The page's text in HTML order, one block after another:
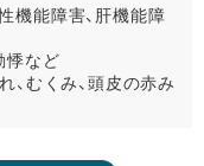
機能障害、肝機能障
悸など
、むくみ、頭皮の赤み